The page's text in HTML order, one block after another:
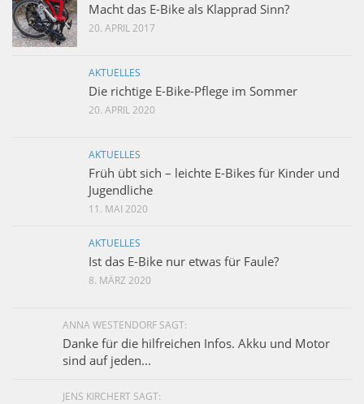
Macht das E-Bike als Klapprad Sinn?
20. APRIL 2017
AKTUELLES
Die richtige E-Bike-Pflege im Sommer
20. APRIL 2020
AKTUELLES
Früh übt sich – leichte E-Bikes für Kinder und
Jugendliche
11. MAI 2020
AKTUELLES
Ist das E-Bike nur etwas für Faule?
8. MÄRZ 2020
ANNA WESTENDORF SAGT:
Danke für die hilfreichen Infos. Akku und Motor
sind auf jeden...
JENS KIRCHERT SAGT: